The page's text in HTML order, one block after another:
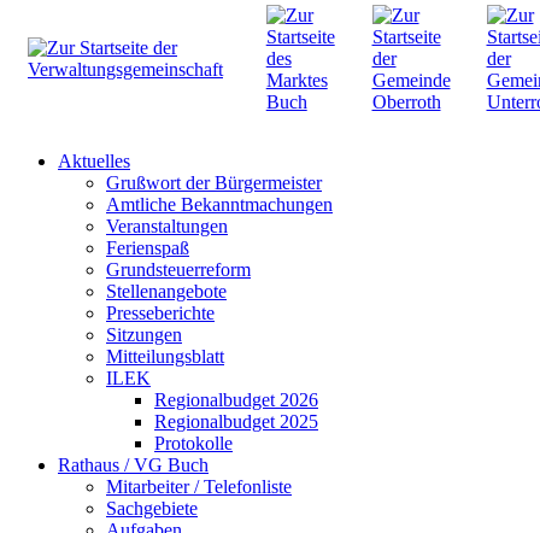
Aktuelles
Grußwort der Bürgermeister
Amtliche Bekanntmachungen
Veranstaltungen
Ferienspaß
Grundsteuerreform
Stellenangebote
Presseberichte
Sitzungen
Mitteilungsblatt
ILEK
Regionalbudget 2026
Regionalbudget 2025
Protokolle
Rathaus / VG Buch
Mitarbeiter / Telefonliste
Sachgebiete